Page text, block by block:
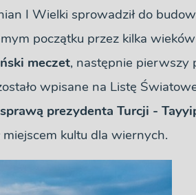
I Wielki sprowadził do
początku przez kilka
meczet, następnie pierwszy
wpisane na Listę
prezydenta Turcji -
kultu dla wiernych.